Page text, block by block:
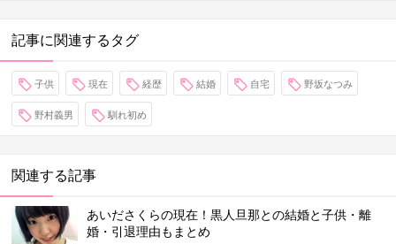
記事に関連するタグ
子供 現在 経歴 結婚 自宅 野坂なつみ
野村義男 馴れ初め
関連する記事
あいださくらの現在！黒人旦那との結婚と子供・離
婚・引退理由もまとめ